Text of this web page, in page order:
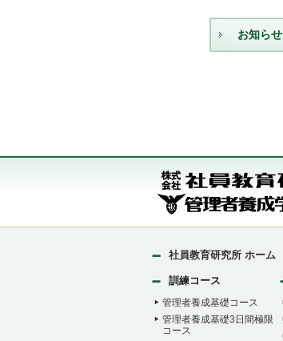
お知らせ
社員教育研究所 ホーム
訓練コース
管理者養成基礎コース
管理者養成基礎3日間極限
コース